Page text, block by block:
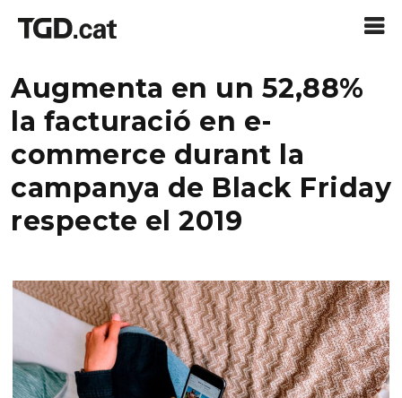
Augmenta en un 52,88%
la facturació en e-
commerce durant la
campanya de Black Friday
respecte el 2019